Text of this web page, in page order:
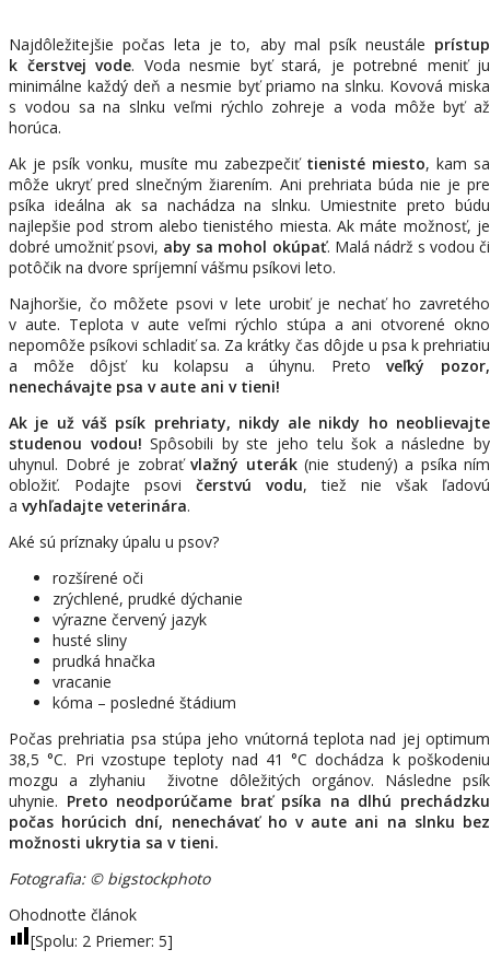
Najdôležitejšie počas leta je to, aby mal psík neustále prístup
k čerstvej vode. Voda nesmie byť stará, je potrebné meniť ju
minimálne každý deň a nesmie byť priamo na slnku. Kovová miska
s vodou sa na slnku veľmi rýchlo zohreje a voda môže byť až
horúca.
Ak je psík vonku, musíte mu zabezpečiť tienisté miesto, kam sa
môže ukryť pred slnečným žiarením. Ani prehriata búda nie je pre
psíka ideálna ak sa nachádza na slnku. Umiestnite preto búdu
najlepšie pod strom alebo tienistého miesta. Ak máte možnosť, je
dobré umožniť psovi, aby sa mohol okúpať. Malá nádrž s vodou či
potôčik na dvore spríjemní vášmu psíkovi leto.
Najhoršie, čo môžete psovi v lete urobiť je nechať ho zavretého
v aute. Teplota v aute veľmi rýchlo stúpa a ani otvorené okno
nepomôže psíkovi schladiť sa. Za krátky čas dôjde u psa k prehriatiu
a môže dôjsť ku kolapsu a úhynu. Preto veľký pozor,
nenechávajte psa v aute ani v tieni!
Ak je už váš psík prehriaty, nikdy ale nikdy ho neoblievajte
studenou vodou! Spôsobili by ste jeho telu šok a následne by
uhynul. Dobré je zobrať vlažný uterák(nie studený) a psíka ním
obložiť. Podajte psovi čerstvú vodu, tiež nie však ľadovú
a vyhľadajte veterinára.
Aké sú príznaky úpalu u psov?
rozšírené oči
zrýchlené, prudké dýchanie
výrazne červený jazyk
husté sliny
prudká hnačka
vracanie
kóma – posledné štádium
Počas prehriatia psa stúpa jeho vnútorná teplota nad jej optimum
38,5 °C. Pri vzostupe teploty nad 41 °C dochádza k poškodeniu
mozgu a zlyhaniu životne dôležitých orgánov. Následne psík
uhynie. Preto neodporúčame brať psíka na dlhú prechádzku
počas horúcich dní, nenechávať ho v aute ani na slnku bez
možnosti ukrytia sa v tieni.
Fotografia: © bigstockphoto
Ohodnoťte článok
[Spolu: 2 Priemer: 5]